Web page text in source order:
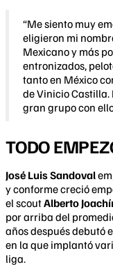
“Me siento muy
eligieron mi
Mexicano y más
entronizados,
tanto en México
de Vinicio Castilla.
gran grupo con
TODO
José Luis Sandoval
y conforme creció
el scoutAlberto
por arriba del
años después debutó
en la que implantó
liga.